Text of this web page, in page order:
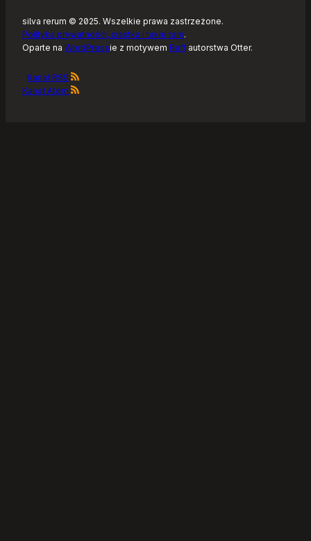
silva rerum © 2025. Wszelkie prawa zastrzeżone.
Polityka prywatności, ciastka i takie tam.
Oparte na WordPressie z motywem Raft autorstwa Otter.
Kanał RSS
Kanał Atom